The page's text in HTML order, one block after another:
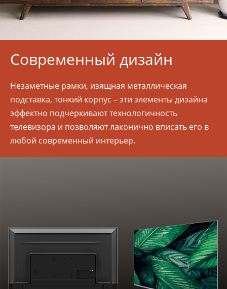
Современный дизайн
Незаметные рамки, изящная металлическая
подставка, тонкий корпус – эти элементы дизайна
эффектно подчеркивают технологичность
телевизора и позволяют лаконично вписать его в
любой современный интерьер.